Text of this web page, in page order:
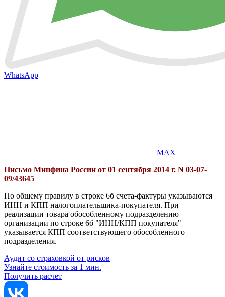
WhatsApp
MAX
Письмо Минфина России от 01 сентября 2014 г. N 03-07-
09/43645
По общему правилу в строке 6б счета-фактуры указываются
ИНН и КПП налогоплательщика-покупателя. При
реализации товара обособленному подразделению
организации по строке 6б "ИНН/КПП покупателя"
указывается КПП соответствующего обособленного
подразделения.
Аудит со страховкой от рисков
Узнайте стоимость за 1 мин.
Получить расчет